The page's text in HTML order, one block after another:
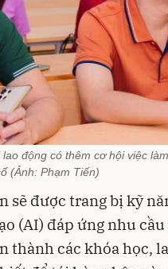
động có thêm cơ hội việc
(Ảnh: Phạm Tiến)
sẽ được trang bị kỹ
(AI) đáp ứng nhu cầu
thành các khóa học,